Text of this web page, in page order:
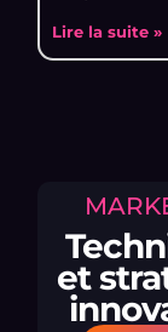
Lire la suite »
et